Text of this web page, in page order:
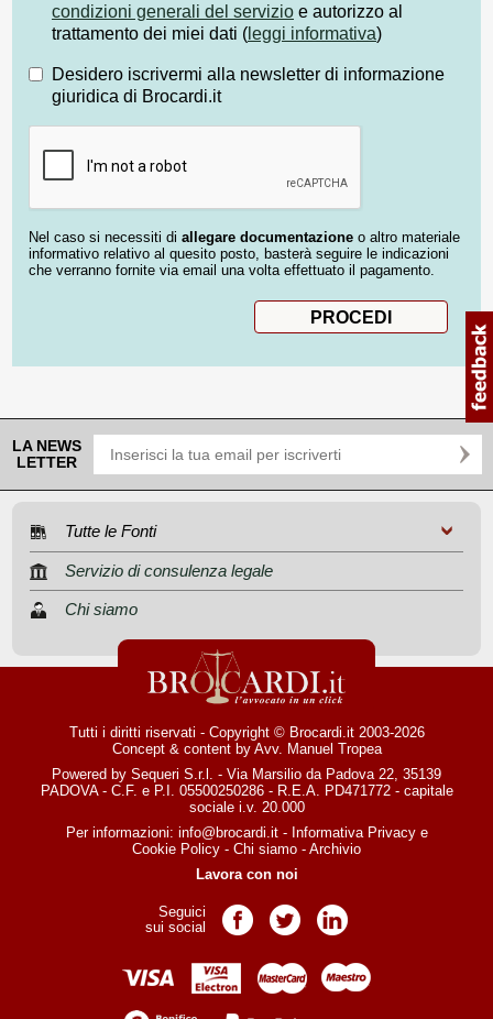
condizioni generali del servizio e autorizzo al
trattamento dei miei dati ( leggi informativa)
Desidero iscrivermi alla newsletter di informazione
giuridica di Brocardi.it
Nel caso si necessiti di allegare documentazione o altro materiale
informativo relativo al quesito posto, basterà seguire le indicazioni
che verranno fornite via email una volta effettuato il pagamento.
LA NEWS
LETTER
Tutte le Fonti
Servizio di consulenza legale
Chi siamo
Tutti i diritti riservati - Copyright © Brocardi.it 2003-2026
Concept & content by Avv. Manuel Tropea
Powered by Sequeri S.r.l. - Via Marsilio da Padova 22, 35139
PADOVA - C.F. e P.I. 05500250286 - R.E.A. PD471772 - capitale
sociale i.v. 20.000
Per informazioni: info@brocardi.it- Informativa Privacye
Cookie Policy - Chi siamo - Archivio
Lavora con noi
Seguici
sui social
Pagina Facebook
Pagina TwitterPagina LinkedIn